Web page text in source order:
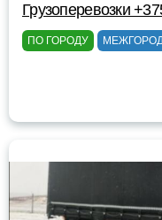
Грузоперевозки
ПО ГОРОДУ